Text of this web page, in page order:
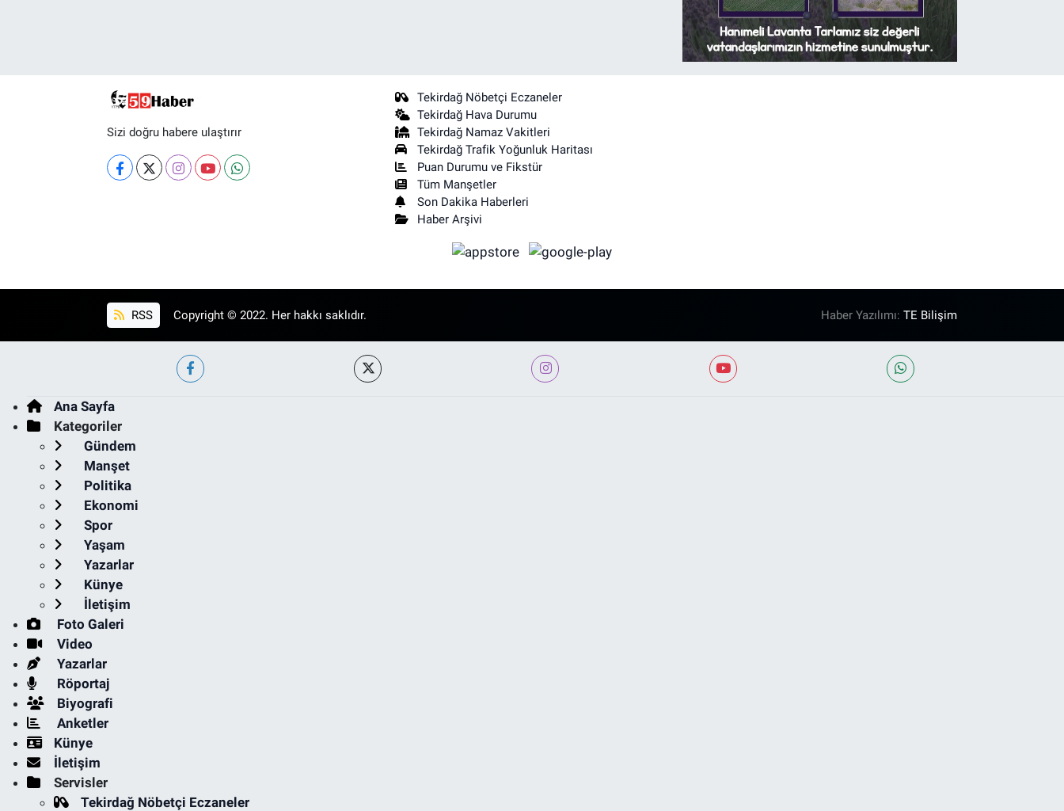
Sizi doğru habere ulaştırır
Tekirdağ Nöbetçi Eczaneler
Tekirdağ Hava Durumu
Tekirdağ Namaz Vakitleri
Tekirdağ Trafik Yoğunluk Haritası
Puan Durumu ve Fikstür
Tüm Manşetler
Son Dakika Haberleri
Haber Arşivi
RSS Copyright © 2022. Her hakkı saklıdır. Haber Yazılımı:TE Bilişim
Ana Sayfa
Kategoriler
Gündem
Manşet
Politika
Ekonomi
Spor
Yaşam
Yazarlar
Künye
İletişim
Foto Galeri
Video
Yazarlar
Röportaj
Biyografi
Anketler
Künye
İletişim
Servisler
Tekirdağ Nöbetçi Eczaneler